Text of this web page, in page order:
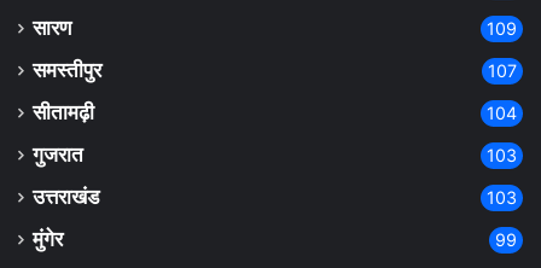
सारण 109
समस्तीपुर 107
सीतामढ़ी 104
गुजरात 103
उत्तराखंड 103
मुंगेर 99